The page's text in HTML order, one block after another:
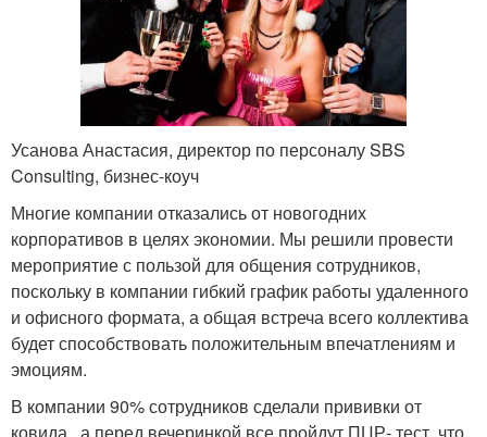
Усанова Анастасия, директор по персоналу SBS
Consulting, бизнес-коуч
Многие компании отказались от новогодних
корпоративов в целях экономии. Мы решили провести
мероприятие с пользой для общения сотрудников,
поскольку в компании гибкий график работы удаленного
и офисного формата, а общая встреча всего коллектива
будет способствовать положительным впечатлениям и
эмоциям.
В компании 90% сотрудников сделали прививки от